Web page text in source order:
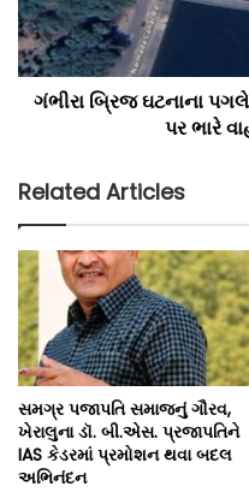
ગંભીરા બ્રિજ ઘટનાના
પર ભારે
Related Articles
સમગ્ર પજાપતિ સમાજનું ગૌરવ,
ખેરાલુના ડૉ. બી.એસ. પ્રજાપતિને
IAS કેડરમાં પ્રમોશન થવા બદલ
અભિનંદન